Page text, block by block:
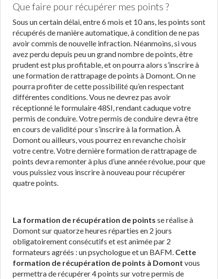
Que faire pour récupérer mes points ?
Sous un certain délai, entre 6 mois et 10 ans, les points sont
récupérés de manière automatique, à condition de ne pas
avoir commis de nouvelle infraction. Néanmoins, si vous
avez perdu depuis peu un grand nombre de points, être
prudent est plus profitable, et on pourra alors s’inscrire à
une formation de rattrapage de points à Domont. On ne
pourra profiter de cette possibilité qu’en respectant
différentes conditions. Vous ne devrez pas avoir
réceptionné le formulaire 48SI, rendant caduque votre
permis de conduire. Votre permis de conduire devra être
en cours de validité pour s’inscrire à la formation. À
Domont ou ailleurs, vous pourrez en revanche choisir
votre centre. Votre dernière formation de rattrapage de
points devra remonter à plus d’une année révolue, pour que
vous puissiez vous inscrire à nouveau pour récupérer
quatre points.
La formation de récupération de points se réalise à
Domont sur quatorze heures réparties en 2 jours
obligatoirement consécutifs et est animée par 2
formateurs agréés : un psychologue et un BAFM. Cette
formation de récupération de points à Domont vous
permettra de récupérer 4 points sur votre permis de